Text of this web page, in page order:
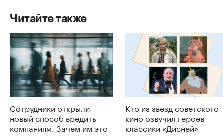
Читайте также
Сотрудники открыли
новый способ вредить
компаниям. Зачем им это
Кто из звезд советского
кино озвучил героев
классики «Дисней»